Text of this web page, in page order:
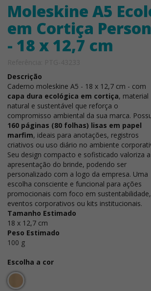
Moleskine A5
em Cortiça
- 18 x 12,7 cm
Descrição
Caderno moleskine A5 - 18 x 12,7 cm - com
capa dura ecológica em cortiça, material
natural e sustentável que reforça o
compromisso ambiental da sua marca.
160 páginas (80 folhas) lisas em papel
marfim, ideais para anotações, registros
criativos ou uso diário no ambiente
Seu design compacto e sofisticado valoriza a
apresentação do brinde, podendo ser
personalizado com a logo da empresa. Uma
escolha consciente e funcional para ações
promocionais com foco em sustentabilidade,
eventos corporativos ou kits institucionais.
Tamanho Estimado
18 x 12,7 cm
Peso Estimado
100 g
Escolha a cor